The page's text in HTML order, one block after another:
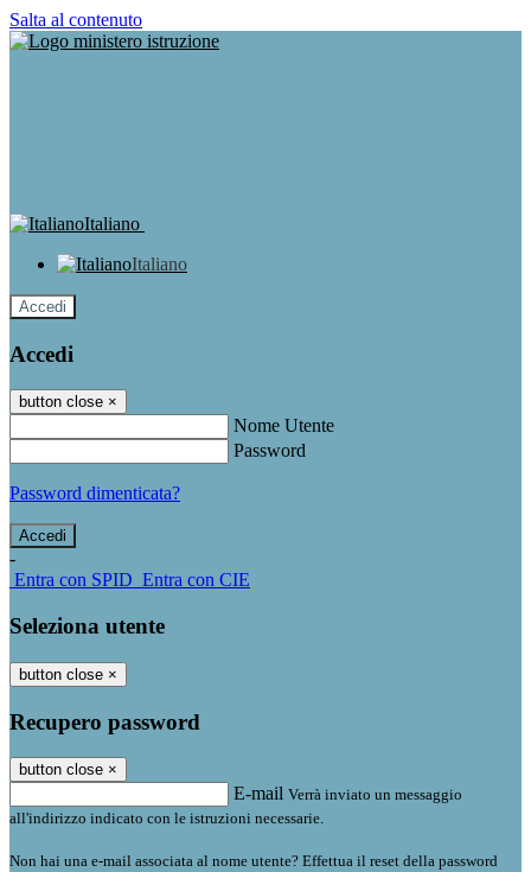
Salta al contenuto
Italiano
Italiano
Accedi
Accedi
button close ×
Nome Utente
Password
Password dimenticata?
-
Entra con SPID Entra con CIE
Seleziona utente
button close ×
Recupero password
button close ×
E-mail Verrà inviato un messaggio
all'indirizzo indicato con le istruzioni necessarie.
Non hai una e-mail associata al nome utente? Effettua il reset della password